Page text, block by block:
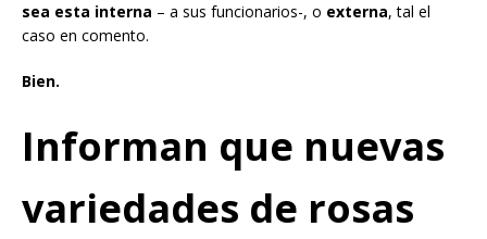
sea esta interna – a sus funcionarios-, o externa, tal el
caso en comento.
Bien.
Informan que nuevas
variedades de rosas